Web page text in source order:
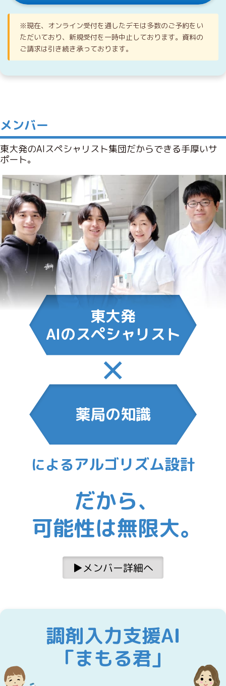
※現在、オンライン受付を通したデモは多数のご予約をい
ただいており、新規受付を一時中止しております。資料の
ご請求は引き続き承っております。
メンバー
東大発のAIスペシャリスト集団だからできる手厚いサ
ポート。
東大発
AIのスペシャリスト
薬局の知識
によるアルゴリズム設計
だから、
可能性は無限大。
▶︎メンバー詳細へ
調剤入力支援AI
「まもる君」